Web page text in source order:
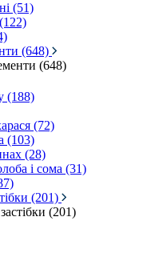
(51)
(648)
(648)
(188)
(72)
(103)
(28)
і сома (31)
(201)
(201)